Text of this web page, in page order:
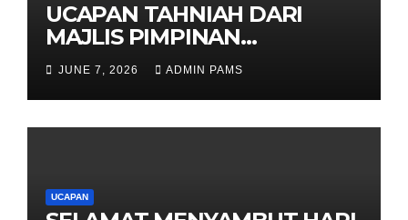
UCAPAN TAHNIAH DARI
MAJLIS PIMPINAN
TERTINGGI PAMS DAN
SELURUH WARGA
JUNE 7, 2026 ADMIN PAMS
UCAPAN